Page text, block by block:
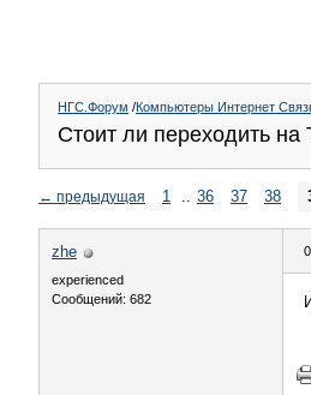
НГС.Форум /Компьютеры Интернет
Стоит ли переходить на
← предыдущая 1 .. 36 37 38
zhe
experienced
Сообщений: 682